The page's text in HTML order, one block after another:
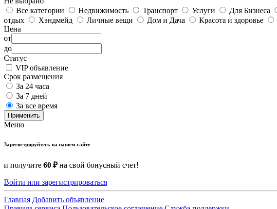
Все категории
Недвижимость Транспорт Услуги Для Бизнеса
отдых
Хэндмейд Личные вещи Дом и Дача Красота и здоровье
Цена
от
до
Статус
VIP объявление
Срок размещения
За 24 часа
За 7 дней
За все время
Применить
Меню
Зарегистрируйтесь на нашем сайте
и получите 60 ₽на свой бонусный счет!
Войти или зарегистрироваться
Главная Добавить объявление